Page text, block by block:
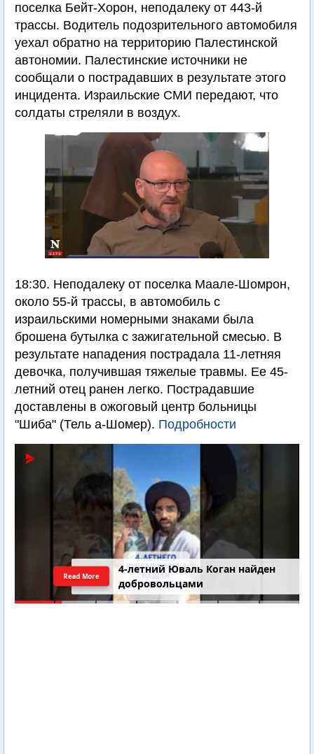
поселка Бейт-Хорон, неподалеку от 443-й
трассы. Водитель подозрительного автомобиля
уехал обратно на территорию Палестинской
автономии. Палестинские источники не
сообщали о пострадавших в результате этого
инцидента. Израильские СМИ передают, что
солдаты стреляли в воздух.
18:30. Неподалеку от поселка Маале-Шомрон,
около 55-й трассы, в автомобиль с
израильскими номерными знаками была
брошена бутылка с зажигательной смесью. В
результате нападения пострадала 11-летняя
девочка, получившая тяжелые травмы. Ее 45-
летний отец ранен легко. Пострадавшие
доставлены в ожоговый центр больницы
"Шиба" (Тель а-Шомер). Подробности
4-летний Юваль Коган найден
добровольцами
Read More